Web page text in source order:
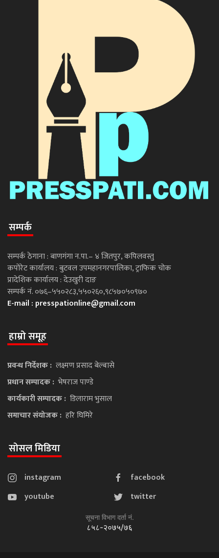
सम्पर्क
सम्पर्क ठेगाना : बाणगंगा न.पा.– ४ जितपुर, कपिलवस्तु
कपोरेट कार्यालय : बुटवल उपमहानगरपालिका, ट्राफिक चोक
प्रादेशिक कार्यालय : देउखुरी दाङ
सम्पर्क नं. ०७६–५५०२८३,५५०२६०,९८५७०५०९७०
E-mail : presspationline@gmail.com
हाम्रो समूह
प्रवन्ध निर्देशक : लक्ष्मण प्रसाद बेल्बासे
प्रधान सम्पादक : भेषराज पाण्डे
कार्यकारी सम्पादक : डिलाराम भुसाल
समाचार संयोजक : हरि घिमिरे
सोसल मिडिया
instagram
facebook
youtube
twitter
सूचना विभाग दर्ता नं.
८५८-२०७५/७६